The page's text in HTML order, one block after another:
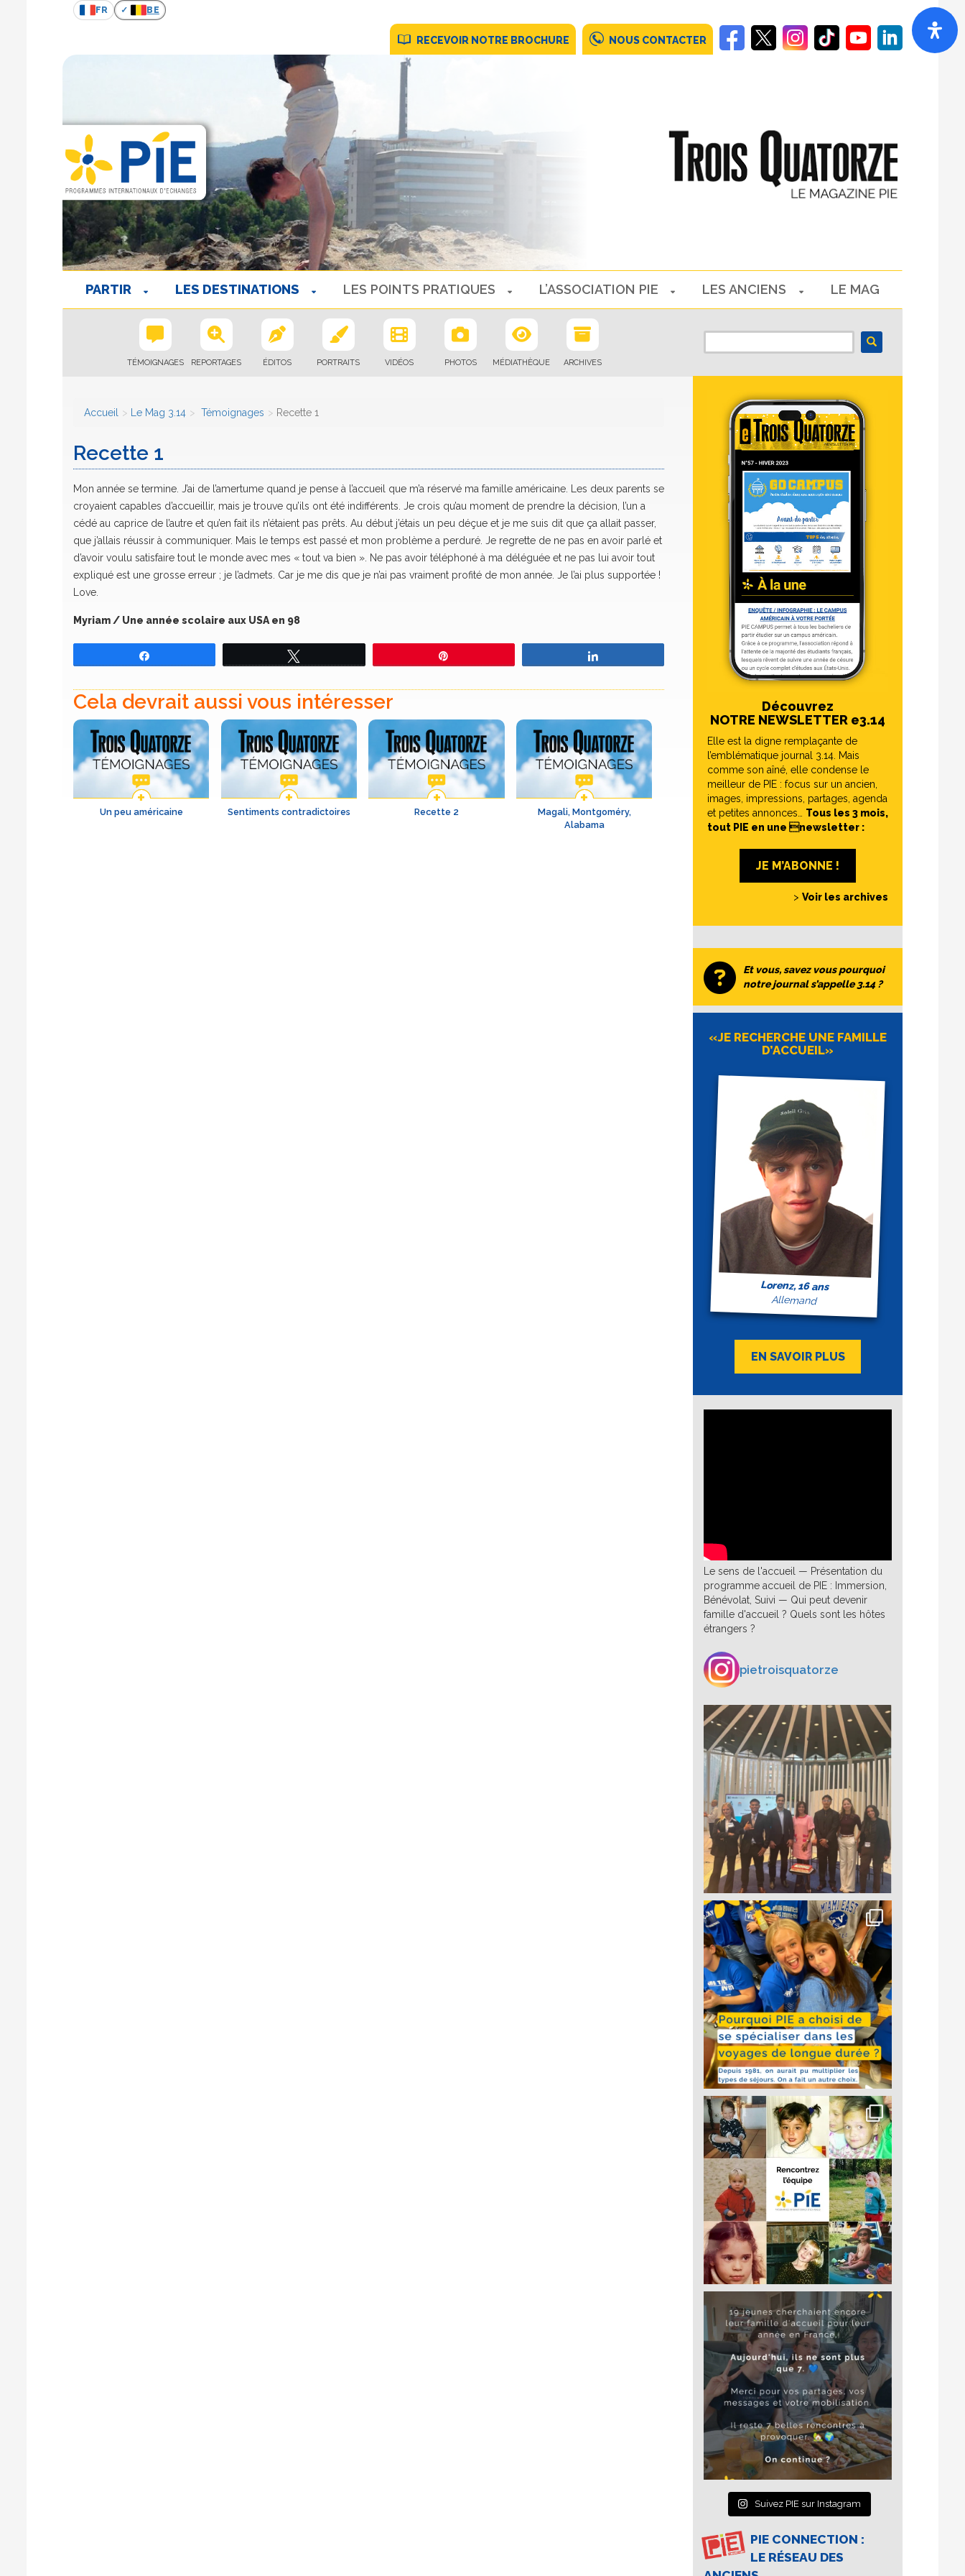
FR BE
RECEVOIR NOTRE BROCHURE NOUS CONTACTER
PARTIR LES DESTINATIONS LES POINTS PRATIQUES L’ASSOCIATION PIE LES ANCIENS LE MAG
TÉMOIGNAGES REPORTAGES ÉDITOS PORTRAITS VIDÉOS PHOTOS MÉDIATHÈQUE ARCHIVES
Accueil Le Mag 3.14 Témoignages Recette 1
Recette 1
Mon année se termine. J’ai de l’amertume quand je pense à l’accueil que m’a réservé ma famille américaine. Les deux parents se
croyaient capables d’accueillir, mais je trouve qu’ils ont été indifférents. Je crois qu’au moment de prendre la décision, l’un a
cédé au caprice de l’autre et qu’en fait ils n’étaient pas prêts. Au début j’étais un peu déçue et je me suis dit que ça allait passer,
que j’allais réussir à communiquer. Mais le temps est passé et mon problème a perduré. Je regrette de ne pas en avoir parlé et
d’avoir voulu satisfaire tout le monde avec mes « tout va bien ». Ne pas avoir téléphoné à ma déléguée et ne pas lui avoir tout
expliqué est une grosse erreur ; je l’admets. Car je me dis que je n’ai pas vraiment profité de mon année. Je l’ai plus supportée !
Love.
Myriam / Une année scolaire aux USA en 98
Cela devrait aussi vous intéresser
Un peu américaine Sentiments contradictoires Recette 2
Magali, Montgoméry,
Alabama
Découvrez
NOTRE NEWSLETTER e3.14
Elle est la digne remplaçante de
l’emblématique journal 3.14. Mais
comme son aîné, elle condense le
meilleur de PIE : focus sur un ancien,
images, impressions, partages, agenda
et petites annonces… Tous les 3 mois,
tout PIE en une newsletter :
JE M’ABONNE !
> Voir les archives
Et vous, savez vous pourquoi
notre journal s’appelle 3.14 ?
«JE RECHERCHE UNE FAMILLE
D’ACCUEIL»
Lorenz, 16 ans
Allemand
EN SAVOIR PLUS
Le sens de l'accueil — Présentation du
programme accueil de PIE : Immersion,
Bénévolat, Suivi — Qui peut devenir
famille d'accueil ? Quels sont les hôtes
étrangers ?
pietroisquatorze
Suivez PIE sur Instagram
PIE CONNECTION :
LE RÉSEAU DES